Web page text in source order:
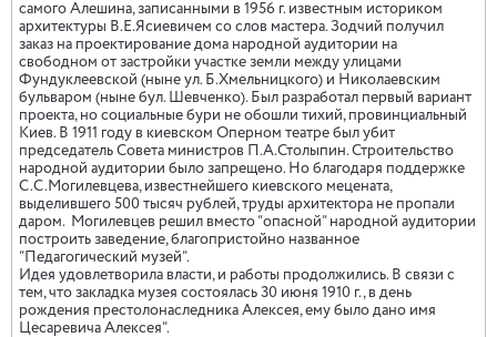
самого Алешина, записанными в 1956 г. известным историком
архитектуры В.Е.Ясиевичем со слов мастера. Зодчий получил
заказ на проектирование дома народной аудитории на
свободном от застройки участке земли между улицами
Фундуклеевской (ныне ул. Б.Хмельницкого) и Николаевским
бульваром (ныне бул. Шевченко). Был разработал первый вариант
проекта, но социальные бури не обошли тихий, провинциальный
Киев. В 1911 году в киевском Оперном театре был убит
председатель Совета министров П.А.Столыпин. Строительство
народной аудитории было запрещено. Но благодаря поддержке
С.С.Могилевцева, известнейшего киевского мецената,
выделившего 500 тысяч рублей, труды архитектора не пропали
даром. Могилевцев решил вместо “опасной” народной аудитории
построить заведение, благопристойно названное
“Педагогический музей”.
Идея удовлетворила власти, и работы продолжились. В связи с
тем, что закладка музея состоялась 30 июня 1910 г., в день
рождения престолонаследника Алексея, ему было дано имя
Цесаревича Алексея”.